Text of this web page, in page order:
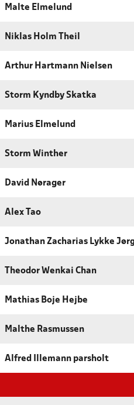
Malte Elmelund
Niklas Holm Theil
Arthur Hartmann Nielsen
Storm Kyndby Skatka
Marius Elmelund
Storm Winther
David Nørager
Alex Tao
Jonathan Zacharias Lykke
Theodor Wenkai Chan
Mathias Boje Hejbe
Malthe Rasmussen
Alfred Illemann parsholt